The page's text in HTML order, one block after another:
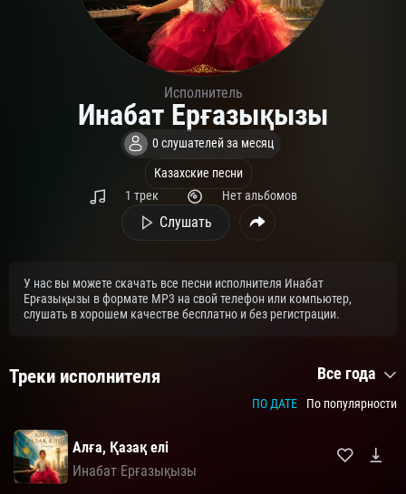
Исполнитель
Инабат Ерғазықызы
0 слушателей за месяц
Казахские песни
1 трек
Нет альбомов
Слушать
У нас вы можете скачать все песни исполнителя Инабат
Ерғазықызы в формате MP3 на свой телефон или компьютер,
слушать в хорошем качестве бесплатно и без регистрации.
Треки исполнителя Все года
ПО ДАТЕ По популярности
Алға, Қазақ елі
Инабат Ерғазықызы